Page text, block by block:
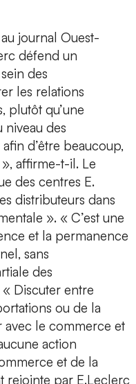
journal Ouest-
défend un
des
les relations
plutôt qu’une
niveau des
d’être beaucoup,
affirme-t-il. Le
des centres E.
distributeurs dans
». « C’est une
et la permanence
sans
des
Discuter entre
ou de la
avec le commerce et
action
et de la
rejointe par E.Leclerc